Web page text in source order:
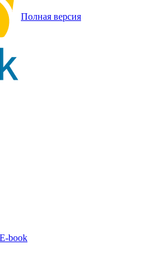
Полная версия
book